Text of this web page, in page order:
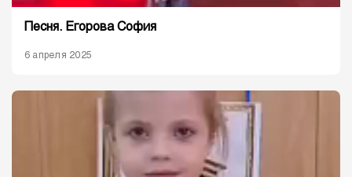
Песня. Егорова София
6 апреля 2025